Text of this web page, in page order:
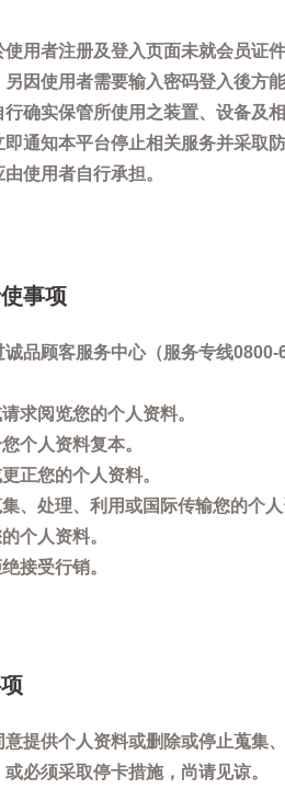
使用者注册及登入页面未就会员证
另因使用者需要输入密码登入後方
行确实保管所使用之装置、设备及
即通知本平台停止相关服务并采取
使用者自行承担。
事项
诚品顾客服务中心（服务专线
求阅览您的个人资料。
个人资料复本。
正您的个人资料。
、处理、利用或国际传输您的个人
个人资料。
接受行销。
意提供个人资料或删除或停止蒐集
或必须采取停卡措施，尚请见谅。